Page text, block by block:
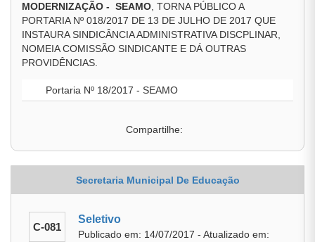
MODERNIZAÇÃO - SEAMO , TORNA PÚBLICO A
PORTARIA Nº 018/2017 DE 13 DE JULHO DE 2017 QUE
INSTAURA SINDICÂNCIA ADMINISTRATIVA DISCPLINAR,
NOMEIA COMISSÃO SINDICANTE E DÁ OUTRAS
PROVIDÊNCIAS.
Portaria Nº 18/2017 - SEAMO
Compartilhe:
Secretaria Municipal De Educação
C-081
Seletivo
Publicado em: 14/07/2017 - Atualizado em: